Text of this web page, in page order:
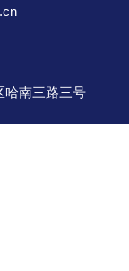
南三路三号